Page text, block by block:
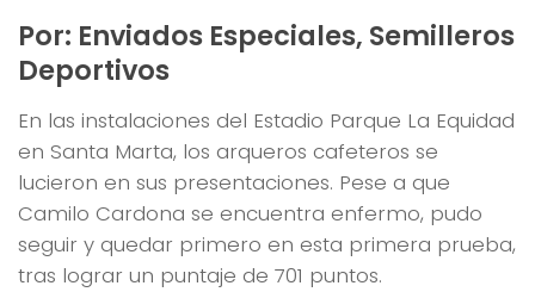
Por: Enviados Especiales, Semilleros
Deportivos
En las instalaciones del Estadio Parque La Equidad
en Santa Marta, los arqueros cafeteros se
lucieron en sus presentaciones. Pese a que
Camilo Cardona se encuentra enfermo, pudo
seguir y quedar primero en esta primera prueba,
tras lograr un puntaje de 701 puntos.